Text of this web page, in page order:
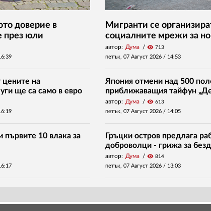
доверие в
през юли
цените на
ще са само в евро
първите 10 влака за
Мигранти се
социалните мрежи за
автор: Дума visibility 713
петък, 07 Август 2026 / 14:53
Япония отмени над 500
приближаващия тайфун
автор: Дума visibility 613
петък, 07 Август 2026 / 14:05
Гръцки остров предлага
доброволци - грижа за
автор: Дума visibility 814
петък, 07 Август 2026 / 13:03